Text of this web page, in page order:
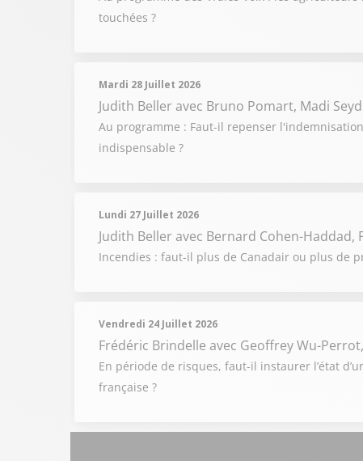
touchées ?
Mardi 28 Juillet 2026
Judith Beller avec Bruno Pomart, Madi
Au programme : Faut-il repenser
indispensable ?
Lundi 27 Juillet 2026
Judith Beller avec Bernard Cohen-Haddad,
Incendies : faut-il plus de Canadair ou plus de
Vendredi 24 Juillet 2026
Frédéric Brindelle avec Geoffrey Wu-
En période de risques, faut-il instaurer l’état
française ?